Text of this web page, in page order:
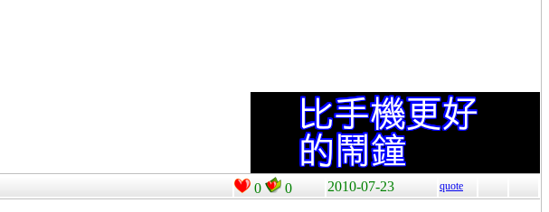
0 0 2010-07-23 quote